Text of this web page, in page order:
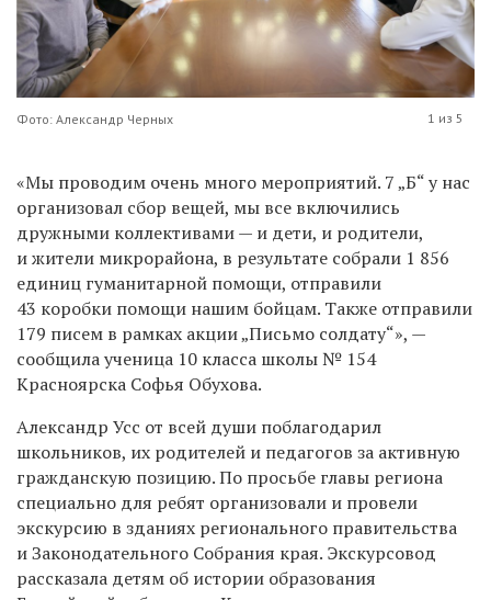
Фото: Александр Черных 1 из 5
«Мы проводим очень много мероприятий. 7 „Б“ у нас
организовал сбор вещей, мы все включились
дружными коллективами — и дети, и родители,
и жители микрорайона, в результате собрали 1 856
единиц гуманитарной помощи, отправили
43 коробки помощи нашим бойцам. Также отправили
179 писем в рамках акции „Письмо солдату“», —
сообщила ученица 10 класса школы № 154
Красноярска Софья Обухова.
Александр Усс от всей души поблагодарил
школьников, их родителей и педагогов за активную
гражданскую позицию. По просьбе главы региона
специально для ребят организовали и провели
экскурсию в зданиях регионального правительства
и Законодательного Собрания края. Экскурсовод
рассказала детям об истории образования